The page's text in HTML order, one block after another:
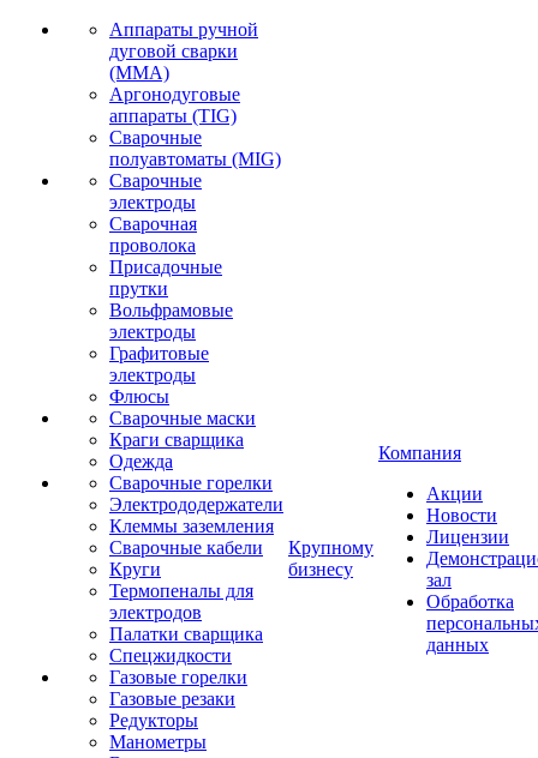
Аппараты ручной
дуговой сварки
(MMA)
Аргонодуговые
аппараты (TIG)
Сварочные
полуавтоматы (MIG)
Сварочные
электроды
Сварочная
проволока
Присадочные
прутки
Вольфрамовые
электроды
Графитовые
электроды
Флюсы
Сварочные маски
Краги сварщика
Одежда
Сварочные горелки
Электрододержатели
Клеммы заземления
Сварочные кабели
Круги
Термопеналы для
электродов
Палатки сварщика
Спецжидкости
Газовые горелки
Газовые резаки
Редукторы
Манометры
Крупному
бизнесу
Компания
Акции
Новости
Лицензии
зал
Обработка
данных